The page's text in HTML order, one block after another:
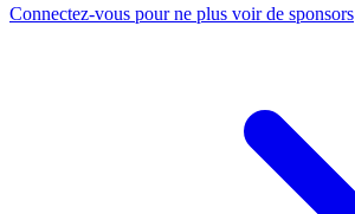
Connectez-vous pour ne plus voir de sponsors